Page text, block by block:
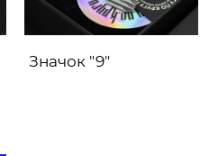
Значок "9"